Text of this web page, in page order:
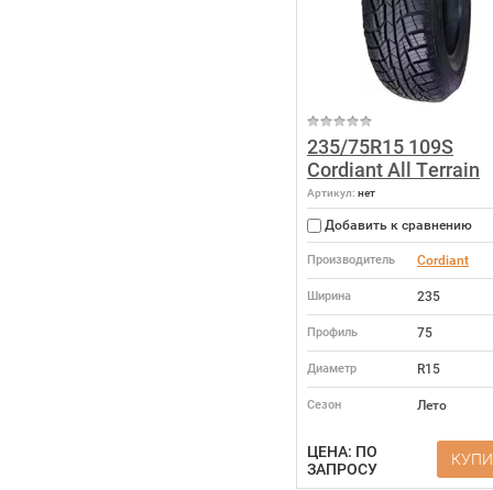
235/75R15 109S
Cordiant All Terrain
Артикул: нет
Добавить к сравнению
Производитель Cordiant
Ширина 235
Профиль 75
Диаметр R15
Сезон Лето
ЦЕНА: ПО
ЗАПРОСУ